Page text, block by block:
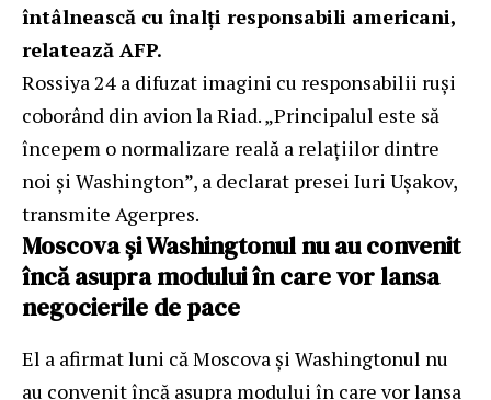
întâlnească cu înalţi responsabili americani,
relatează AFP.
Rossiya 24 a difuzat imagini cu responsabilii ruşi
coborând din avion la Riad. „Principalul este să
începem o normalizare reală a relaţiilor dintre
noi şi Washington”, a declarat presei Iuri Uşakov,
transmite Agerpres.
Moscova şi Washingtonul nu au convenit
încă asupra modului în care vor lansa
negocierile de pace
El a afirmat luni că Moscova şi Washingtonul nu
au convenit încă asupra modului în care vor lansa